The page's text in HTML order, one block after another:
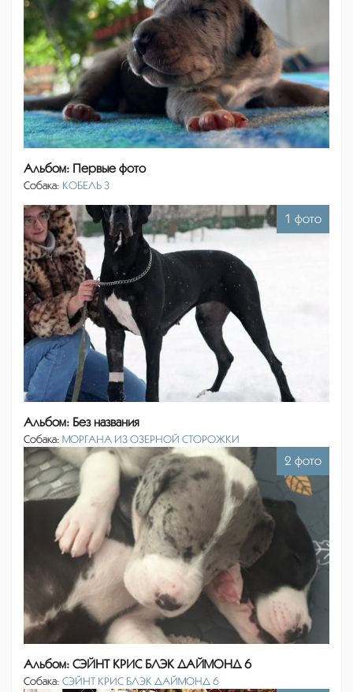
Альбом: Первые фото
Собака: КОБЕЛЬ 3
1 фото
Альбом: Без названия
Собака: МОРГАНА ИЗ ОЗЕРНОЙ СТОРОЖКИ
2 фото
Альбом: СЭЙНТ КРИС БЛЭК ДАЙМОНД 6
Собака: СЭЙНТ КРИС БЛЭК ДАЙМОНД 6